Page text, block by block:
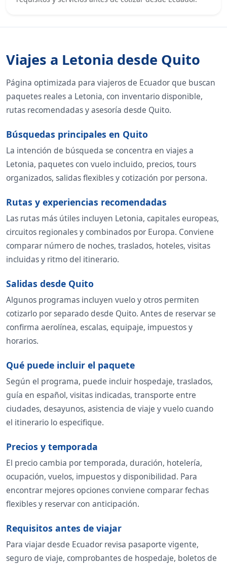
Viajes a Letonia desde Quito
Página optimizada para viajeros de Ecuador que buscan
paquetes reales a Letonia, con inventario disponible,
rutas recomendadas y asesoría desde Quito.
Búsquedas principales en Quito
La intención de búsqueda se concentra en viajes a
Letonia, paquetes con vuelo incluido, precios, tours
organizados, salidas flexibles y cotización por persona.
Rutas y experiencias recomendadas
Las rutas más útiles incluyen Letonia, capitales europeas,
circuitos regionales y combinados por Europa. Conviene
comparar número de noches, traslados, hoteles, visitas
incluidas y ritmo del itinerario.
Salidas desde Quito
Algunos programas incluyen vuelo y otros permiten
cotizarlo por separado desde Quito. Antes de reservar se
confirma aerolínea, escalas, equipaje, impuestos y
horarios.
Qué puede incluir el paquete
Según el programa, puede incluir hospedaje, traslados,
guía en español, visitas indicadas, transporte entre
ciudades, desayunos, asistencia de viaje y vuelo cuando
el itinerario lo especifique.
Precios y temporada
El precio cambia por temporada, duración, hotelería,
ocupación, vuelos, impuestos y disponibilidad. Para
encontrar mejores opciones conviene comparar fechas
flexibles y reservar con anticipación.
Requisitos antes de viajar
Para viajar desde Ecuador revisa pasaporte vigente,
seguro de viaje, comprobantes de hospedaje, boletos de